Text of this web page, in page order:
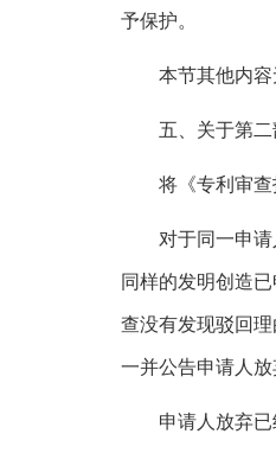
予保护。
本节其他内容
五、关于第
将《专利审查
对于同一申
同样的发明创造
查没有发现驳回
一并公告申请人
申请人放弃